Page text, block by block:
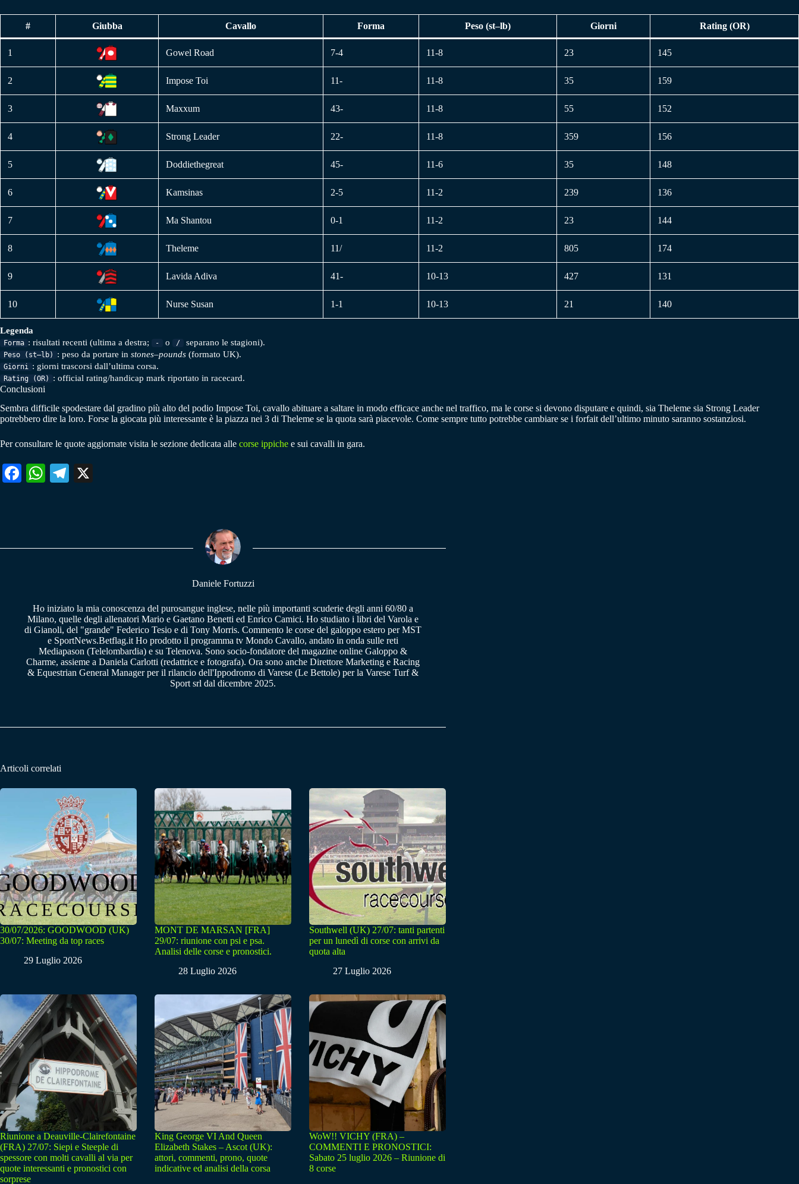
# Giubba Cavallo Forma Peso (st–lb) Giorni Rating (OR)
1 Gowel Road 7-4 11-8 23 145
2 Impose Toi 11- 11-8 35 159
3 Maxxum 43- 11-8 55 152
4 Strong Leader 22- 11-8 359 156
5 Doddiethegreat 45- 11-6 35 148
6 Kamsinas 2-5 11-2 239 136
7 Ma Shantou 0-1 11-2 23 144
8 Theleme 11/ 11-2 805 174
9 Lavida Adiva 41- 10-13 427 131
10 Nurse Susan 1-1 10-13 21 140
Legenda
Forma : risultati recenti (ultima a destra; - o / separano le stagioni).
Peso (st–lb) : peso da portare in stones–pounds (formato UK).
Giorni : giorni trascorsi dall’ultima corsa.
Rating (OR)
: official rating/handicap mark riportato in racecard.
Conclusioni
Sembra difficile spodestare dal gradino più alto del podio Impose Toi, cavallo abituare a saltare in modo efficace anche nel traffico, ma le corse si devono disputare e quindi, sia Theleme sia Strong Leader
potrebbero dire la loro. Forse la giocata più interessante è la piazza nei 3 di Theleme se la quota sarà piacevole. Come sempre tutto potrebbe cambiare se i forfait dell’ultimo minuto saranno sostanziosi.
Per consultare le quote aggiornate visita le sezione dedicata alle corse ippiche e sui cavalli in gara.
Fa W
pp
Te
m
Daniele Fortuzzi
Ho iniziato la mia conoscenza del purosangue inglese, nelle più importanti scuderie degli anni 60/80 a
Milano, quelle degli allenatori Mario e Gaetano Benetti ed Enrico Camici. Ho studiato i libri del Varola e
di Gianoli, del "grande" Federico Tesio e di Tony Morris. Commento le corse del galoppo estero per MST
e SportNews.Betflag.it Ho prodotto il programma tv Mondo Cavallo, andato in onda sulle reti
Mediapason (Telelombardia) e su Telenova. Sono socio-fondatore del magazine online Galoppo &
Charme, assieme a Daniela Carlotti (redattrice e fotografa). Ora sono anche Direttore Marketing e Racing
& Equestrian General Manager per il rilancio dell'Ippodromo di Varese (Le Bettole) per la Varese Turf &
Sport srl dal dicembre 2025.
Articoli correlati
30/07/2026: GOODWOOD (UK)
30/07: Meeting da top races
29 Luglio 2026
MONT DE MARSAN [FRA]
29/07: riunione con psi e psa.
Analisi delle corse e pronostici.
28 Luglio 2026
Southwell (UK) 27/07: tanti partenti
per un lunedì di corse con arrivi da
quota alta
27 Luglio 2026
Riunione a Deauville-Clairefontaine
(FRA) 27/07: Siepi e Steeple di
spessore con molti cavalli al via per
quote interessanti e pronostici con
sorprese
King George VI And Queen
Elizabeth Stakes – Ascot (UK):
attori, commenti, prono, quote
indicative ed analisi della corsa
WoW!! VICHY (FRA) –
COMMENTI E PRONOSTICI:
Sabato 25 luglio 2026 – Riunione di
8 corse